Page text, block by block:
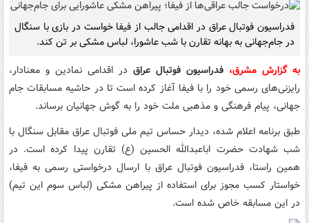
فدراسیون فوتبال عراق در اقدامی جالب از فیفا خواست در بازی با سنگال
در جام‌جهانی به بهانه تقارن با شب عاشورا، لباس مشکی بر تن کند.
به گزارش مشرق، فدراسیون فوتبال عراق در اقدامی نمادین و معنادار،
رایزنی‌های رسمی خود را با فیفا آغاز کرده است تا در حاشیه مسابقات جام
جهانی، پیام فرهنگی و مذهبی ملت خود را به گوش جهانیان برساند.
طبق برنامه اعلام شده، دیدار حساس تیم ملی فوتبال عراق مقابل سنگال با
شب شهادت حضرت اباعبدالله الحسین (ع) تقارن پیدا کرده است. در
همین راستا، فدراسیون فوتبال عراق با ارسال درخواستی رسمی به فیفا،
خواستار کسب مجوز برای استفاده از پیراهن مشکی (لباس سوم این تیم)
در این مسابقه خاص شده است.